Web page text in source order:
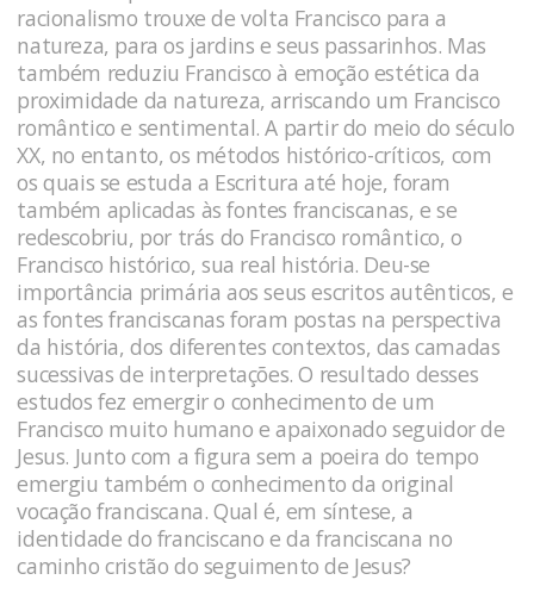
racionalismo trouxe de volta Francisco para a
natureza, para os jardins e seus passarinhos. Mas
também reduziu Francisco à emoção estética da
proximidade da natureza, arriscando um Francisco
romântico e sentimental. A partir do meio do século
XX, no entanto, os métodos histórico-críticos, com
os quais se estuda a Escritura até hoje, foram
também aplicadas às fontes franciscanas, e se
redescobriu, por trás do Francisco romântico, o
Francisco histórico, sua real história. Deu-se
importância primária aos seus escritos autênticos, e
as fontes franciscanas foram postas na perspectiva
da história, dos diferentes contextos, das camadas
sucessivas de interpretações. O resultado desses
estudos fez emergir o conhecimento de um
Francisco muito humano e apaixonado seguidor de
Jesus. Junto com a figura sem a poeira do tempo
emergiu também o conhecimento da original
vocação franciscana. Qual é, em síntese, a
identidade do franciscano e da franciscana no
caminho cristão do seguimento de Jesus?